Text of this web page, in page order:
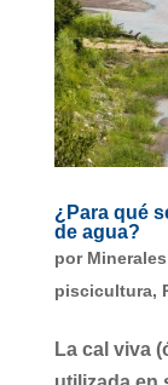
¿Para qué
de agua?
por
piscicultura,
La cal viva